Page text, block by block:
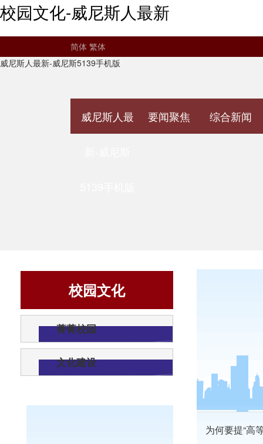
校园文化-威尼斯人最新
简体 繁体
威尼斯人最新-威尼斯5139手机版
威尼斯人最 要闻聚焦 综合新闻
校园文化
菁菁校园
文化建设 挥汗拼搏竞
信息学院第
为何要提“高